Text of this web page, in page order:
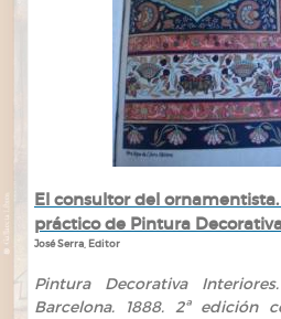
El consultor del
práctico de Pintura
José Serra, Editor
Pintura Decorativa
Barcelona. 1888. 2ª edición